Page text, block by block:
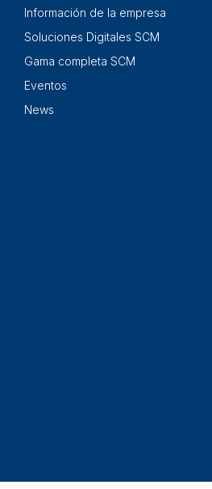
Información de la empresa
Soluciones Digitales SCM
Gama completa SCM
Eventos
News